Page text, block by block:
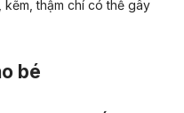
thậm chí có thể gây
bé